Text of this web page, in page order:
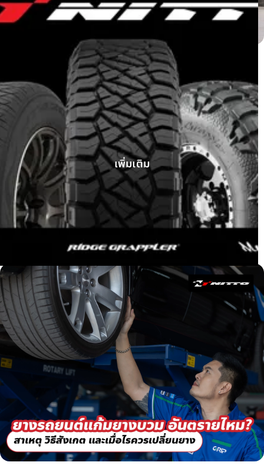
GWM Tank 300 ติดตั้ง Ridge Grappler
เพิ่มเติม
บทความ